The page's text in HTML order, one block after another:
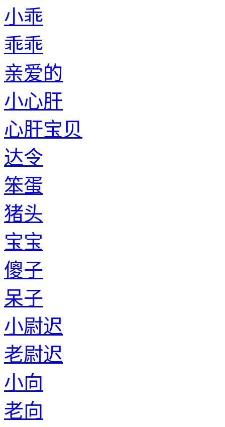
小乖
乖乖
亲爱的
小心肝
心肝宝贝
达令
笨蛋
猪头
宝宝
傻子
呆子
小尉迟
老尉迟
小向
老向